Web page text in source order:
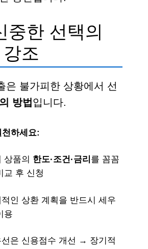
중한 선택의
조
은 불가피한 상황에서 선
방법입니다.
하세요:
상품의 한도·조건·금리 를 꼼꼼
교 후 신청
적인 상환 계획을 반드시 세우
용
선은 신용점수 개선 → 장기적